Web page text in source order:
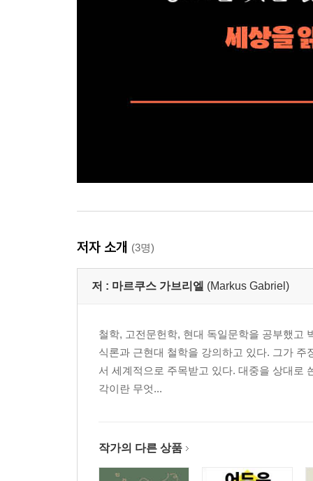
저자 소개 (3명)
저 : 마르쿠스 가브리엘 (Markus Gabriel)
철학, 고전문헌학, 현대 독일문학을 공부했고
식론과 근현대 철학을 강의하고 있다. 그가 주
서 세계적으로 주목받고 있다. 대중을 상대로
각이란 무엇...
작가의 다른 상품